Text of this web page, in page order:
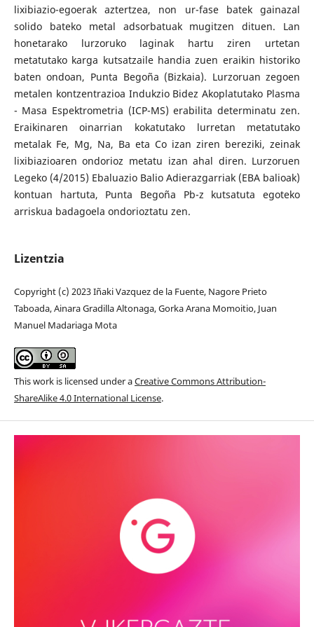
lixibiazio-egoerak aztertzea, non ur-fase batek gainazal
solido bateko metal adsorbatuak mugitzen dituen. Lan
honetarako lurzoruko laginak hartu ziren urtetan
metatutako karga kutsatzaile handia zuen eraikin historiko
baten ondoan, Punta Begoña (Bizkaia). Lurzoruan zegoen
metalen kontzentrazioa Indukzio Bidez Akoplatutako Plasma
- Masa Espektrometria (ICP-MS) erabilita determinatu zen.
Eraikinaren oinarrian kokatutako lurretan metatutako
metalak Fe, Mg, Na, Ba eta Co izan ziren bereziki, zeinak
lixibiazioaren ondorioz metatu izan ahal diren. Lurzoruen
Legeko (4/2015) Ebaluazio Balio Adierazgarriak (EBA balioak)
kontuan hartuta, Punta Begoña Pb-z kutsatuta egoteko
arriskua badagoela ondorioztatu zen.
Lizentzia
Copyright (c) 2023 Iñaki Vazquez de la Fuente, Nagore Prieto
Taboada, Ainara Gradilla Altonaga, Gorka Arana Momoitio, Juan
Manuel Madariaga Mota
This work is licensed under aCreative Commons Attribution-
ShareAlike 4.0 International License.